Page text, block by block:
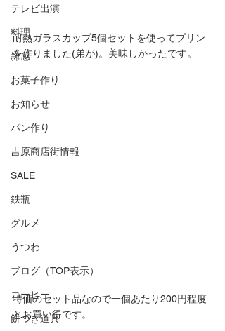
テレビ出演
料理
雑感
お菓子作り
お知らせ
パン作り
吉原商店街情報
SALE
鉄瓶
グルメ
うつわ
ブログ（TOP表示）
コーヒー
餅つき道具
耐熱ガラスカップ5個セットを使ってプリン
を作りました(弟が)。美味しかったです。
特価のセット品なので一個あたり200円程度
とお買い得です。